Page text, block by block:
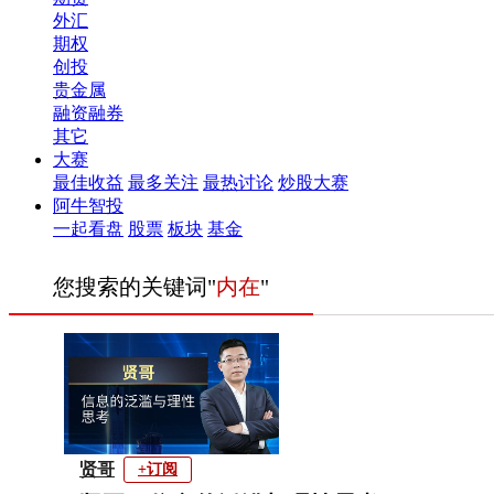
外汇
期权
创投
贵金属
融资融券
其它
大赛
最佳收益 最多关注 最热讨论 炒股大赛
阿牛智投
一起看盘 股票 板块 基金
您搜索的关键词"内在"
贤哥 +订阅